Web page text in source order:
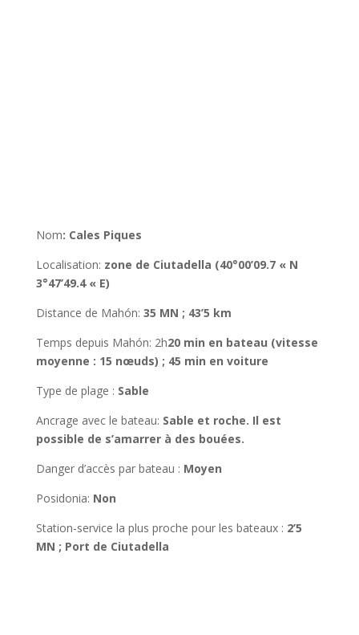
Nom: Cales Piques
Localisation: zone de Ciutadella (40°00’09.7 « N
3°47’49.4 « E)
Distance de Mahón: 35 MN ; 43’5 km
Temps depuis Mahón: 2h20 min en bateau (vitesse
moyenne : 15 nœuds) ; 45 min en voiture
Type de plage : Sable
Ancrage avec le bateau: Sable et roche. Il est
possible de s’amarrer à des bouées.
Danger d’accès par bateau : Moyen
Posidonia: Non
Station-service la plus proche pour les bateaux : 2’5
MN ; Port de Ciutadella